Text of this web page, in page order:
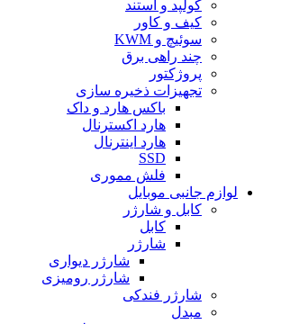
کولپد و استند
کیف و کاور
سوئیچ و KWM
چند راهی برق
پروژکتور
تجهیزات ذخیره سازی
باکس هارد و داک
هارد اکسترنال
هارد اینترنال
SSD
فلش مموری
لوازم جانبی موبایل
کابل و شارژر
کابل
شارژر
شارژر دیواری
شارژر رومیزی
شارژر فندکی
مبدل